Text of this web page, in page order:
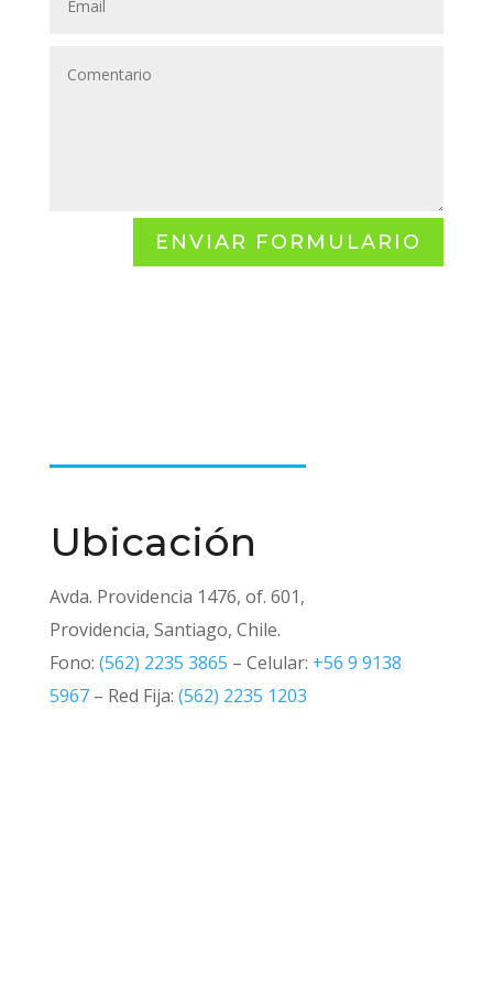
ENVIAR FORMULARIO
Ubicación
Avda. Providencia 1476, of. 601,
Providencia, Santiago, Chile.
Fono: (562) 2235 3865 – Celular: +56 9 9138
5967– Red Fija: (562) 2235 1203